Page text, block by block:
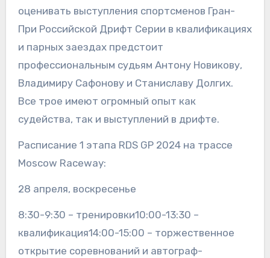
оценивать выступления спортсменов Гран-
При Российской Дрифт Серии в квалификациях
и парных заездах предстоит
профессиональным судьям Антону Новикову,
Владимиру Сафонову и Станиславу Долгих.
Все трое имеют огромный опыт как
судейства, так и выступлений в дрифте.
Расписание 1 этапа RDS GP 2024 на трассе
Moscow Raceway:
28 апреля, воскресенье
8:30-9:30 – тренировки10:00-13:30 –
квалификация14:00-15:00 – торжественное
открытие соревнований и автограф-